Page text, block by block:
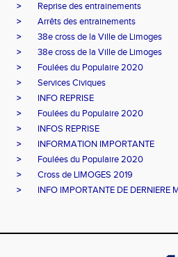
>
Reprise des entrainements
>
Arrêts des entrainements
>
38e cross de la Ville de Limoges
>
38e cross de la Ville de Limoges
>
Foulées du Populaire 2020
>
Services Civiques
>
INFO REPRISE
>
Foulées du Populaire 2020
>
INFOS REPRISE
>
INFORMATION IMPORTANTE
>
Foulées du Populaire 2020
>
Cross de LIMOGES 2019
> INFO IMPORTANTE DE DERNIERE